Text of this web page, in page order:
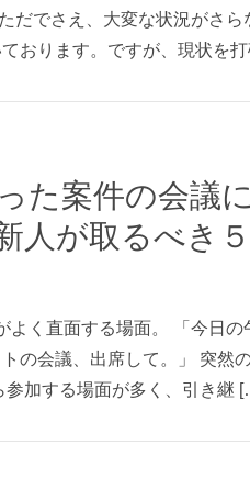
だでさえ、大変な状況がさら
おります。ですが、現状を
人が取るべき
よく直面する場面。 「今日の
の会議、出席して。」 突然
参加する場面が多く、引き継